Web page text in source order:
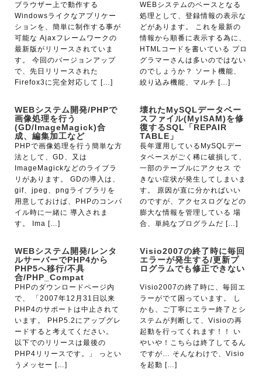
ブラウザー上で動作する
Windowsライクなアプリケー
ションを、簡単に制作する事が
可能な Ajaxフレームワークの
最新版がリリースされていま
す。 今回のバージョンアップ
で、先日リリースされた
Firefox3に完全対応して […]
WEBシステムのベースとなる
処理として、登録情報の表示な
どがあります。 これを最新の
情報から順番に表示する為に、
HTMLコードを書いている プロ
グラマーさんは多いのではない
のでしょうか？ ソート機能、
絞り込み機能、マルチ […]
WEBシステム開発/PHPで
画像処理を行う
(GD/ImageMagick)合
成、編集加工など
PHPで画像処理を行う簡単な方
法として、GD、又は
ImageMagickなどのライブラ
リがあります。 GDの導入は、
gif、jpeg、pngライブラリを
用意しておけば、PHPのコンパ
イル時に一緒に 導入されま
す。 Ima […]
壊れたMySQLデータベー
スファイル(MyISAM)を修
復するSQL「REPAIR
TABLE」
長年運用しているMySQLデー
タベースがごく稀に破損して、
一部のテーブルにアクセス で
きない症状が発生してしまいま
す。 原因が直に分かればいい
のですが、アクセスログなどの
膨大な情報を管理している 場
合、単純なプログラムだ […]
WEBシステム開発/レンタ
ルサーバーでPHP4から
PHP5へ移行/不具
合/PHP_Compat
PHPのダウンロードページ内
で、 「2007年12月31日以来
PHP4のサポートは中止されて
います。 PHP5.2にアップグレ
ードすると考えてください。
以下でのリリースは最後の
PHP4リリースです。」 っとい
うメッセー […]
Visio2007の終了時に毎回
エラーが発生する/更新プ
ログラムでも修正できない
Visio2007の終了時に、毎回エ
ラーがでて困っています。 し
かも、ご丁寧にエラー終了とシ
ステムが判断して、Visioの再
起動を行ってくれます！！ い
やいや！こちらは終了してるん
ですが… そんなわけで、Visio
を起動 […]